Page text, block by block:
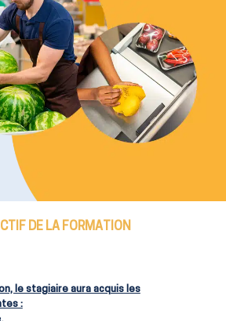
DE LA FORMATION
le stagiaire aura acquis les
: